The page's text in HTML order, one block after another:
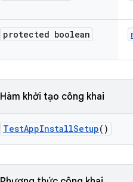
protected boolean
Hàm khởi tạo công khai
TestAppInstallSetup()